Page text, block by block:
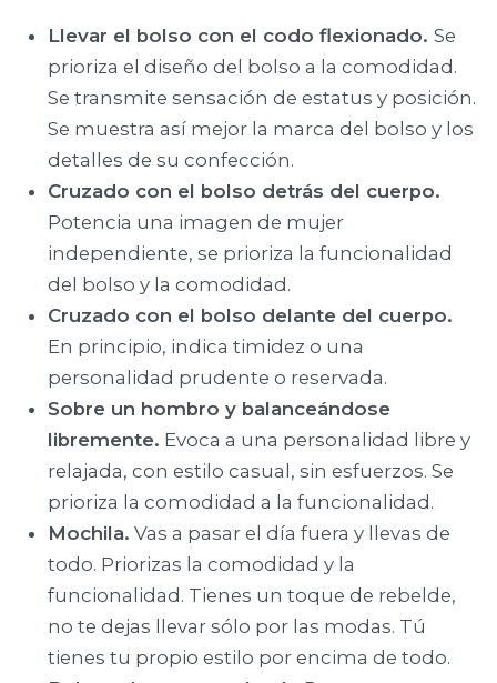
Llevar el bolso con el codo flexionado.Se
prioriza el diseño del bolso a la comodidad.
Se transmite sensación de estatus y posición.
Se muestra así mejor la marca del bolso y los
detalles de su confección.
Cruzado con el bolso detrás del cuerpo.
Potencia una imagen de mujer
independiente, se prioriza la funcionalidad
del bolso y la comodidad.
Cruzado con el bolso delante del cuerpo.
En principio, indica timidez o una
personalidad prudente o reservada.
Sobre un hombro y balanceándose
libremente. Evoca a una personalidad libre y
relajada, con estilo casual, sin esfuerzos. Se
prioriza la comodidad a la funcionalidad.
Mochila. Vas a pasar el día fuera y llevas de
todo. Priorizas la comodidad y la
funcionalidad. Tienes un toque de rebelde,
no te dejas llevar sólo por las modas. Tú
tienes tu propio estilo por encima de todo.